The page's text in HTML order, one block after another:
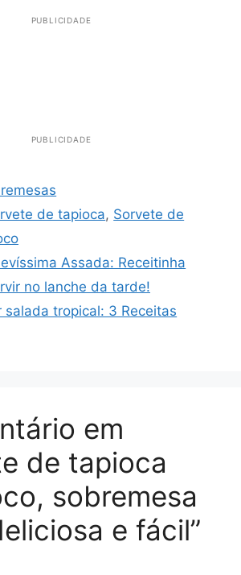
PUBLICIDADE
PUBLICIDADE
de tapioca, Sorvete de
Assada: Receitinha
no lanche da tarde!
salada tropical: 3 Receitas
em
de tapioca
sobremesa
e fácil”